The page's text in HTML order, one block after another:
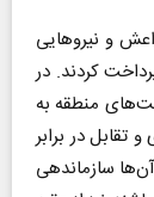
و نیرو‌هایی
کردند. در
منطقه به
در برابر
سازماندهی